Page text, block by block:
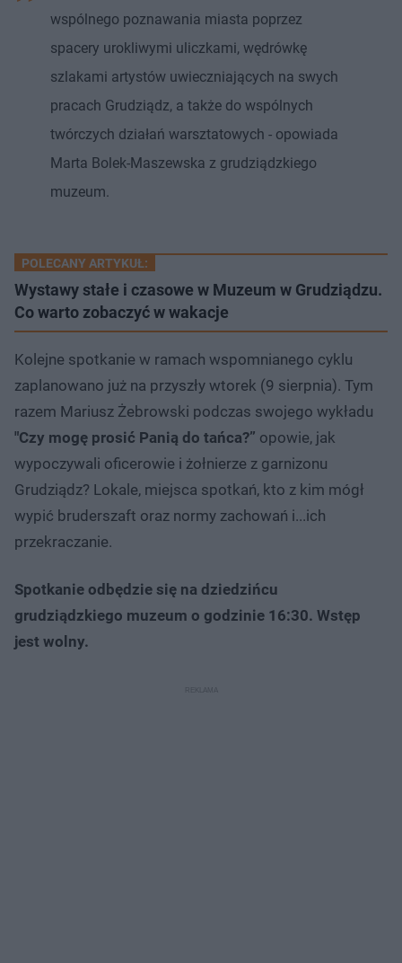
wspólnego poznawania miasta poprzez
spacery urokliwymi uliczkami, wędrówkę
szlakami artystów uwieczniających na swych
pracach Grudziądz, a także do wspólnych
twórczych działań warsztatowych - opowiada
Marta Bolek-Maszewska z grudziądzkiego
muzeum.
POLECANY ARTYKUŁ:
Wystawy stałe i czasowe w Muzeum w Grudziądzu.
Co warto zobaczyć w wakacje
Kolejne spotkanie w ramach wspomnianego cyklu
zaplanowano już na przyszły wtorek (9 sierpnia). Tym
razem Mariusz Żebrowski podczas swojego wykładu
"Czy mogę prosić Panią do tańca?” opowie, jak
wypoczywali oficerowie i żołnierze z garnizonu
Grudziądz? Lokale, miejsca spotkań, kto z kim mógł
wypić bruderszaft oraz normy zachowań i...ich
przekraczanie.
Spotkanie odbędzie się na dziedzińcu
grudziądzkiego muzeum o godzinie 16:30. Wstęp
jest wolny.